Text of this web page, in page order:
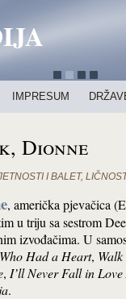
IMPRESUM
Dionne
I BALET,
, američka pjevačica
u triju sa sestrom
izvođačima. U
Had a Heart,
, I’ll Never Fall in
.